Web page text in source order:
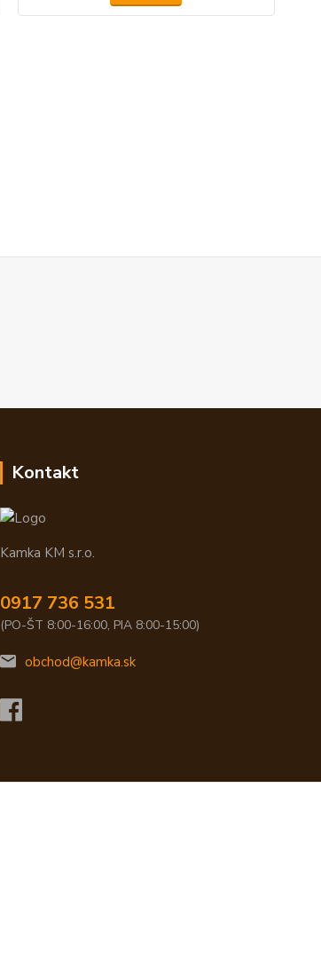
Kontakt
Kamka KM s.r.o.
0917 736 531
(PO-ŠT 8:00-16:00, PIA 8:00-15:00)
obchod@kamka.sk